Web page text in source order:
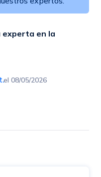
en la
el 08/05/2026